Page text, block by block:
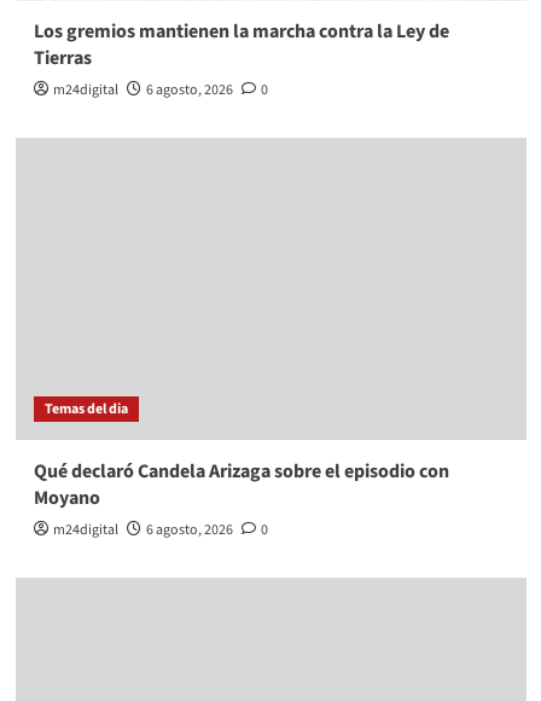
Los gremios mantienen la marcha contra la Ley de
Tierras
m24digital 6 agosto, 2026 0
Temas del dia
Qué declaró Candela Arizaga sobre el episodio con
Moyano
m24digital 6 agosto, 2026 0